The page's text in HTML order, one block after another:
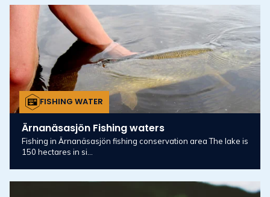
FISHING WATER
Ärnanäsasjön Fishing waters
Fishing in Ärnanäsasjön fishing conservation area The lake is
150 hectares in si...